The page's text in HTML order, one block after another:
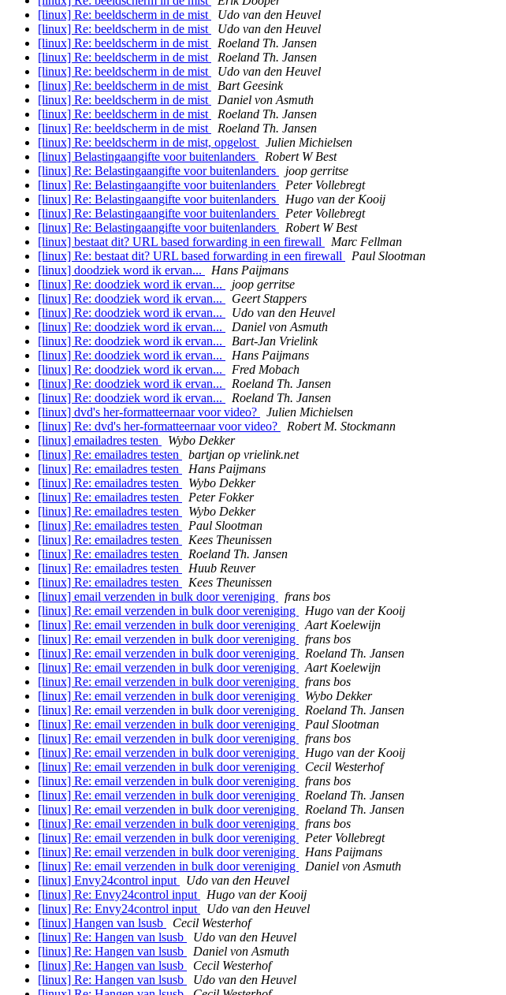
[linux] Re: beeldscherm in de mist
Udo van den Heuvel
[linux] Re: beeldscherm in de mist
Udo van den Heuvel
[linux] Re: beeldscherm in de mist
Roeland Th. Jansen
[linux] Re: beeldscherm in de mist
Roeland Th. Jansen
[linux] Re: beeldscherm in de mist
Udo van den Heuvel
[linux] Re: beeldscherm in de mist
Bart Geesink
[linux] Re: beeldscherm in de mist
Daniel von Asmuth
[linux] Re: beeldscherm in de mist
Roeland Th. Jansen
[linux] Re: beeldscherm in de mist
Roeland Th. Jansen
[linux] Re: beeldscherm in de mist, opgelost
Julien Michielsen
[linux] Belastingaangifte voor buitenlanders
Robert W Best
[linux] Re: Belastingaangifte voor buitenlanders
joop gerritse
[linux] Re: Belastingaangifte voor buitenlanders
Peter Vollebregt
[linux] Re: Belastingaangifte voor buitenlanders
Hugo van der Kooij
[linux] Re: Belastingaangifte voor buitenlanders
Peter Vollebregt
[linux] Re: Belastingaangifte voor buitenlanders
Robert W Best
[linux] bestaat dit? URL based forwarding in een firewall
Marc Fellman
[linux] Re: bestaat dit? URL based forwarding in een firewall
Paul Slootman
[linux] doodziek word ik ervan...
Hans Paijmans
[linux] Re: doodziek word ik ervan...
joop gerritse
[linux] Re: doodziek word ik ervan...
Geert Stappers
[linux] Re: doodziek word ik ervan...
Udo van den Heuvel
[linux] Re: doodziek word ik ervan...
Daniel von Asmuth
[linux] Re: doodziek word ik ervan...
Bart-Jan Vrielink
[linux] Re: doodziek word ik ervan...
Hans Paijmans
[linux] Re: doodziek word ik ervan...
Fred Mobach
[linux] Re: doodziek word ik ervan...
Roeland Th. Jansen
[linux] Re: doodziek word ik ervan...
Roeland Th. Jansen
[linux] dvd's her-formatteernaar voor video?
Julien Michielsen
[linux] Re: dvd's her-formatteernaar voor video?
Robert M. Stockmann
[linux] emailadres testen
Wybo Dekker
[linux] Re: emailadres testen
bartjan op vrielink.net
[linux] Re: emailadres testen
Hans Paijmans
[linux] Re: emailadres testen
Wybo Dekker
[linux] Re: emailadres testen
Peter Fokker
[linux] Re: emailadres testen
Wybo Dekker
[linux] Re: emailadres testen
Paul Slootman
[linux] Re: emailadres testen
Kees Theunissen
[linux] Re: emailadres testen
Roeland Th. Jansen
[linux] Re: emailadres testen
Huub Reuver
[linux] Re: emailadres testen
Kees Theunissen
[linux] email verzenden in bulk door vereniging
frans bos
[linux] Re: email verzenden in bulk door vereniging
Hugo van der Kooij
[linux] Re: email verzenden in bulk door vereniging
Aart Koelewijn
[linux] Re: email verzenden in bulk door vereniging
frans bos
[linux] Re: email verzenden in bulk door vereniging
Roeland Th. Jansen
[linux] Re: email verzenden in bulk door vereniging
Aart Koelewijn
[linux] Re: email verzenden in bulk door vereniging
frans bos
[linux] Re: email verzenden in bulk door vereniging
Wybo Dekker
[linux] Re: email verzenden in bulk door vereniging
Roeland Th. Jansen
[linux] Re: email verzenden in bulk door vereniging
Paul Slootman
[linux] Re: email verzenden in bulk door vereniging
frans bos
[linux] Re: email verzenden in bulk door vereniging
Hugo van der Kooij
[linux] Re: email verzenden in bulk door vereniging
Cecil Westerhof
[linux] Re: email verzenden in bulk door vereniging
frans bos
[linux] Re: email verzenden in bulk door vereniging
Roeland Th. Jansen
[linux] Re: email verzenden in bulk door vereniging
Roeland Th. Jansen
[linux] Re: email verzenden in bulk door vereniging
frans bos
[linux] Re: email verzenden in bulk door vereniging
Peter Vollebregt
[linux] Re: email verzenden in bulk door vereniging
Hans Paijmans
[linux] Re: email verzenden in bulk door vereniging
Daniel von Asmuth
[linux] Envy24control input
Udo van den Heuvel
[linux] Re: Envy24control input
Hugo van der Kooij
[linux] Re: Envy24control input
Udo van den Heuvel
[linux] Hangen van lsusb
Cecil Westerhof
[linux] Re: Hangen van lsusb
Udo van den Heuvel
[linux] Re: Hangen van lsusb
Daniel von Asmuth
[linux] Re: Hangen van lsusb
Cecil Westerhof
[linux] Re: Hangen van lsusb
Udo van den Heuvel